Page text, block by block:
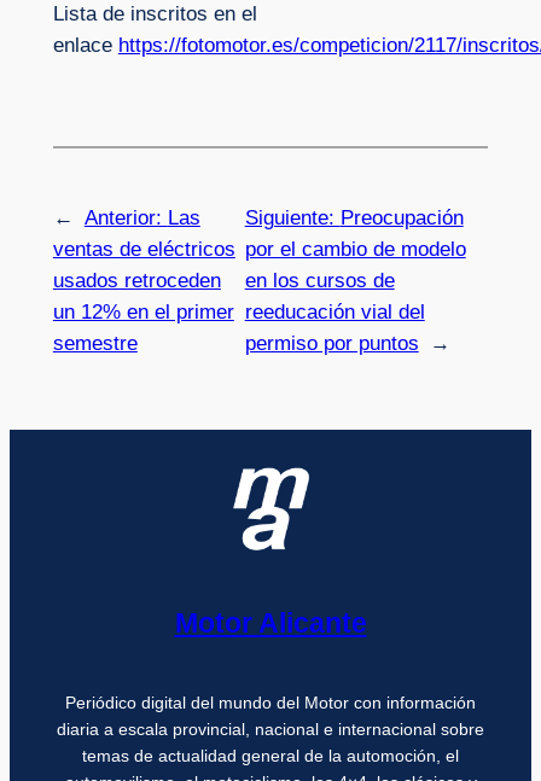
Lista de inscritos en el
enlace https://fotomotor.es/competicion/2117/
← Anterior: Las
ventas de eléctricos
usados retroceden
un 12% en el primer
semestre
Siguiente: Preocupación
por el cambio de modelo
en los cursos de
reeducación vial del
permiso por puntos
→
Motor Alicante
Periódico digital del mundo del Motor con información
diaria a escala provincial, nacional e internacional sobre
temas de actualidad general de la automoción, el